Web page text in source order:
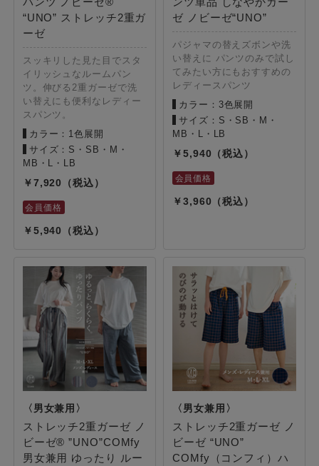
“UNO” ストレッチ2重ガ
ーゼ
スッキリした見た目でスタ
イリッシュなルームパン
ツ。伸びる2重ガーゼで洗
い替えにも便利なレディー
スパンツ。
カラー：1色展開
サイズ：S・SB・M・
MB・L・LB
7,920
5,940
ゼ ノビーゼ“UNO”
パジャマの替えズボンや洗
い替えに パンツのみで試し
てみたい方にもおすすめの
レディースパンツ
カラー：3色展開
サイズ：S・SB・M・
MB・L・LB
5,940
3,960
ストレッチ2重ガーゼ ノ
ビーゼ® ”UNO”COMfy
男女兼用 ゆったり ルー
ストレッチ2重ガーゼ ノ
ビーゼ “UNO”
COMfy（コンフィ）ハ